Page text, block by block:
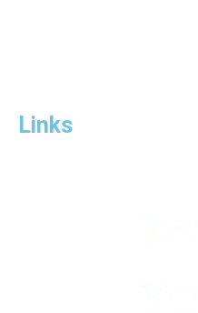
Links